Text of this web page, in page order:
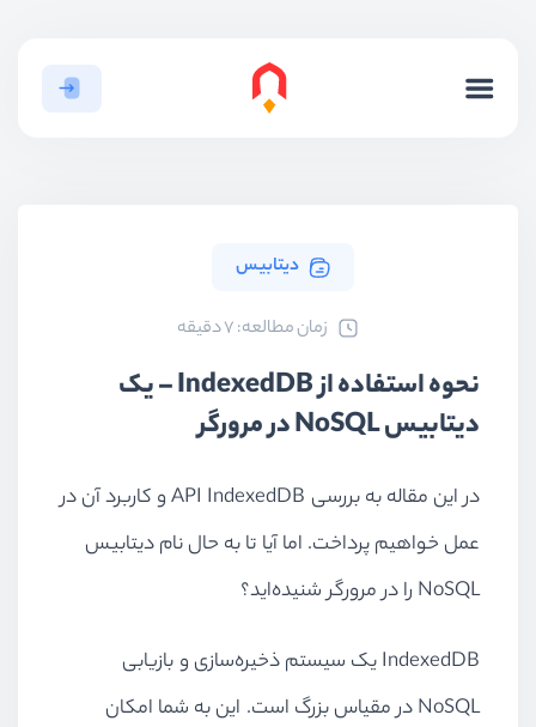
دیتابیس
ﺯﻣﺎﻥ ﻣﻄﺎﻟﻌﻪ: 7 دقیقه
نحوه استفاده از IndexedDB – یک
دیتابیس NoSQL در مرورگر
در این مقاله به بررسی API IndexedDBو کاربرد آن در
عمل خواهیم پرداخت. اما آیا تا به حال نام دیتابیس
NoSQL را در مرورگر شنیده‌اید؟
IndexedDBیک سیستم ذخیره‌سازی و بازیابی
NoSQLدر مقیاس بزرگ است. این به شما امکان